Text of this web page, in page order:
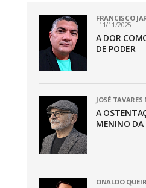
FRANCISCO
11/11/2025
A DOR
DE PODER
JOSÉ TAVARES
A
MENINO DA
ONALDO